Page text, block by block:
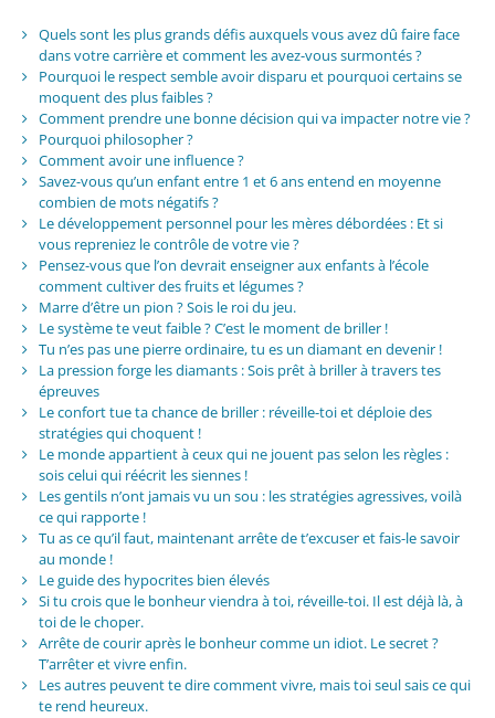
Quels sont les plus grands défis auxquels vous avez dû faire face
dans votre carrière et comment les avez-vous surmontés ?
Pourquoi le respect semble avoir disparu et pourquoi certains se
moquent des plus faibles ?
Comment prendre une bonne décision qui va impacter notre vie ?
Pourquoi philosopher ?
Comment avoir une influence ?
Savez-vous qu’un enfant entre 1 et 6 ans entend en moyenne
combien de mots négatifs ?
Le développement personnel pour les mères débordées : Et si
vous repreniez le contrôle de votre vie ?
Pensez-vous que l’on devrait enseigner aux enfants à l’école
comment cultiver des fruits et légumes ?
Marre d’être un pion ? Sois le roi du jeu.
Le système te veut faible ? C’est le moment de briller !
Tu n’es pas une pierre ordinaire, tu es un diamant en devenir !
La pression forge les diamants : Sois prêt à briller à travers tes
épreuves
Le confort tue ta chance de briller : réveille-toi et déploie des
stratégies qui choquent !
Le monde appartient à ceux qui ne jouent pas selon les règles :
sois celui qui réécrit les siennes !
Les gentils n’ont jamais vu un sou : les stratégies agressives, voilà
ce qui rapporte !
Tu as ce qu’il faut, maintenant arrête de t’excuser et fais-le savoir
au monde !
Le guide des hypocrites bien élevés
Si tu crois que le bonheur viendra à toi, réveille-toi. Il est déjà là, à
toi de le choper.
Arrête de courir après le bonheur comme un idiot. Le secret ?
T’arrêter et vivre enfin.
Les autres peuvent te dire comment vivre, mais toi seul sais ce qui
te rend heureux.